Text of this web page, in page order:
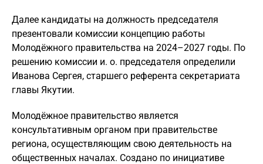
Далее кандидаты на должность председателя
презентовали комиссии концепцию работы
Молодёжного правительства на 2024–2027 годы. По
решению комиссии и. о. председателя определили
Иванова Сергея, старшего референта секретариата
главы Якутии.
Молодёжное правительство является
консультативным органом при правительстве
региона, осуществляющим свою деятельность на
общественных началах. Создано по инициативе